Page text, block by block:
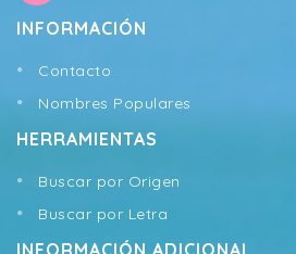
INFORMACIÓN
Contacto
Nombres Populares
HERRAMIENTAS
Buscar por Origen
Buscar por Letra